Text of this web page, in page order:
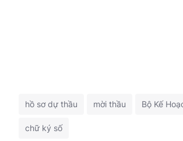
hồ sơ dự thầu mời thầu Bộ Kế
chữ ký số